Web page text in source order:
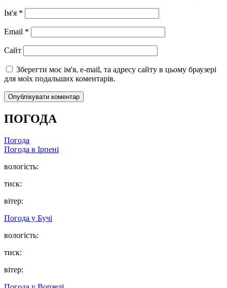
Ім'я *
Email *
Сайт
Зберегти моє ім'я, e-mail, та адресу сайту в цьому браузері
для моїх подальших коментарів.
ПОГОДА
Погода
Погода в Ірпені
вологість:
тиск:
вітер:
Погода у Бучі
вологість:
тиск:
вітер: